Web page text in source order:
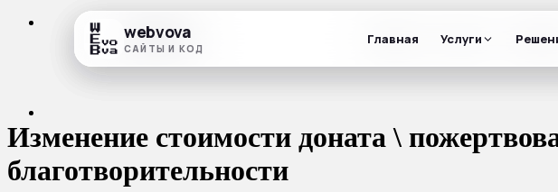
webvova
САЙТЫ И КОД
Главная Услуги
webvova
САЙТЫ И КОД
Главная Услуги
Изменение стоимости доната \
благотворительности
webvova
САЙТЫ И КОД
Главная Услуги